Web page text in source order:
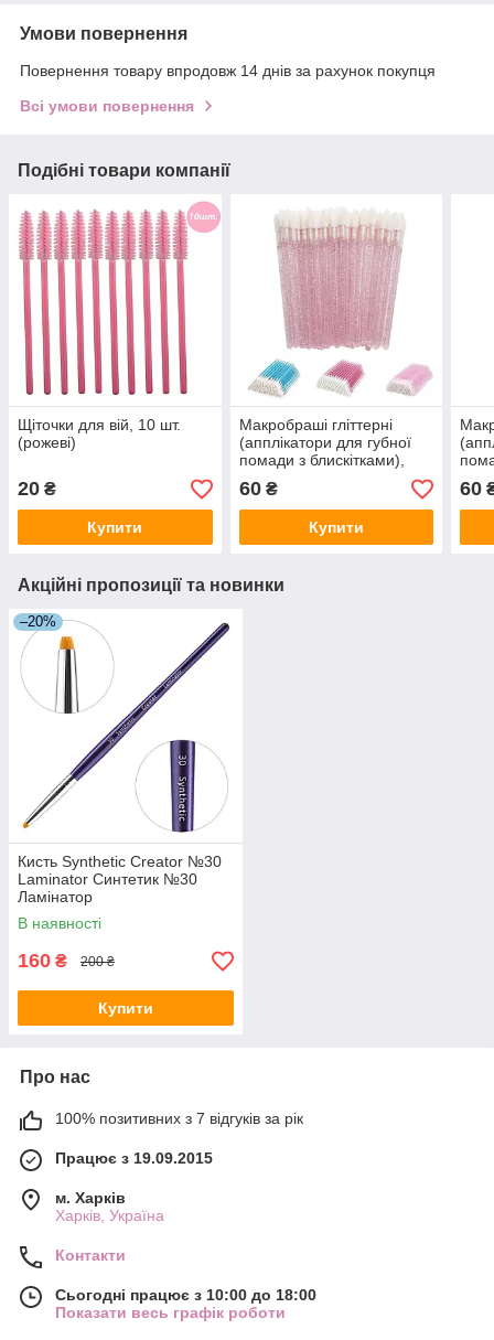
Умови повернення
Повернення товару впродовж 14 днів за рахунок покупця
Всі умови повернення
Подібні товари компанії
Щіточки для вій, 10 шт.
(рожеві)
20 ₴
Купити
Макробраші гліттерні
(апплікатори для губної
помади з блискітками),
50шт.
60₴
Купити
60
Акційні пропозиції та новинки
–20%
Кисть Synthetic Creator №30
Laminator Синтетик №30
Ламінатор
В наявності
160 ₴ 200 ₴
Купити
Про нас
100% позитивних з 7 відгуків за рік
Працює з 19.09.2015
м. Харків
Харків, Україна
Контакти
Сьогодні працює з 10:00 до 18:00
Показати весь графік роботи